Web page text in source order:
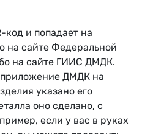
код и попадает на
на сайте Федеральной
на сайте ГИИС ДМДК.
ДМДК на
указано его
оно сделано, с
если у вас в руках